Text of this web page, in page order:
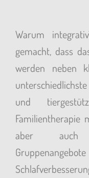
Warum
gemacht, dass
werden neben
und
Familientherapie
aber auch